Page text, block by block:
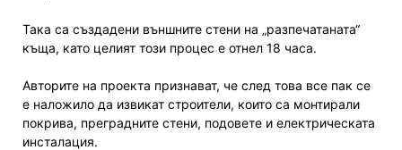
Така са създадени външните стени на „разпечатаната“
къща, като целият този процес е отнел 18 часа.
Авторите на проекта признават, че след това все пак се
е наложило да извикат строители, които са монтирали
покрива, преградните стени, подовете и електрическата
инсталация.